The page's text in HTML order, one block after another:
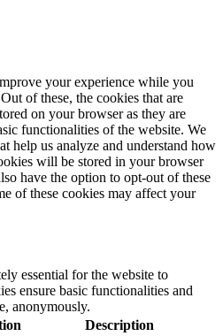
your experience while you
of these, the cookies that are
on your browser as they are
functionalities of the website. We
help us analyze and understand how
will be stored in your browser
have the option to opt-out of these
of these cookies may affect your
essential for the website to
ensure basic functionalities and
anonymously.
Description